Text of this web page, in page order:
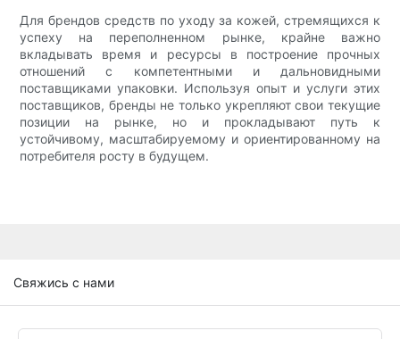
Для брендов средств по уходу за кожей, стремящихся к
успеху на переполненном рынке, крайне важно
вкладывать время и ресурсы в построение прочных
отношений с компетентными и дальновидными
поставщиками упаковки. Используя опыт и услуги этих
поставщиков, бренды не только укрепляют свои текущие
позиции на рынке, но и прокладывают путь к
устойчивому, масштабируемому и ориентированному на
потребителя росту в будущем.
Свяжись с нами